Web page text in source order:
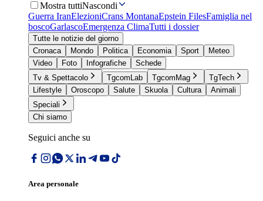
Mostra tuttiNascondi
Guerra IranElezioniCrans MontanaEpstein FilesFamiglia nel
boscoGarlascoEmergenza ClimaTutti i dossier
Tutte le notizie del giorno
Cronaca
Mondo Politica Economia Sport
Meteo
Video
Foto Infografiche
Schede
Tv & Spettacolo
TgcomLab TgcomMag
TgTech
Lifestyle
Oroscopo Salute Skuola Cultura
Animali
Speciali
Chi siamo
Seguici anche su
Area personale